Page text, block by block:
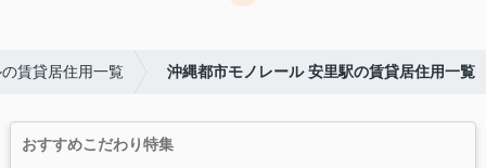
賃貸居住用一覧 沖縄都市モノレール 安里駅の賃貸居住用一覧
おすすめこだわり特集